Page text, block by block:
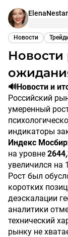
ElenaNestar
Новости
Новости рынка на 6 мая 2026 и
🔊Новости и
Российский
умеренный
индикаторы
Индекс
на уровне
увеличился на
Рост был
коротких
деэскалации
аналитики
технический
рынку не